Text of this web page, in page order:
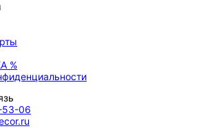
%
53-06